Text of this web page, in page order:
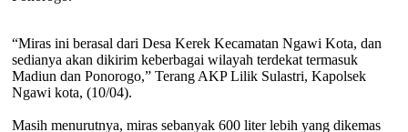
“Miras ini berasal dari Desa Kerek Kecamatan Ngawi Kota, dan
sedianya akan dikirim keberbagai wilayah terdekat termasuk
Madiun dan Ponorogo,” Terang AKP Lilik Sulastri, Kapolsek
Ngawi kota, (10/04).
Masih menurutnya, miras sebanyak 600 liter lebih yang dikemas